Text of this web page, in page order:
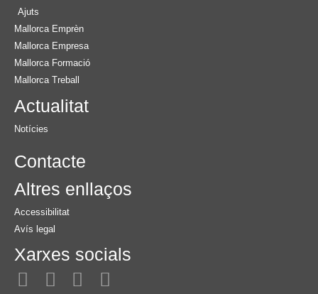
Ajuts
Mallorca Emprèn
Mallorca Empresa
Mallorca Formació
Mallorca Treball
Actualitat
Notícies
Contacte
Altres enllaços
Accessibilitat
Avís legal
Xarxes socials